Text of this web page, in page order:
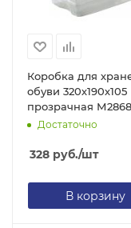
Коробка для
обуви 320х190х105
прозрачная М2868
Достаточно
328 руб./шт
В корзину